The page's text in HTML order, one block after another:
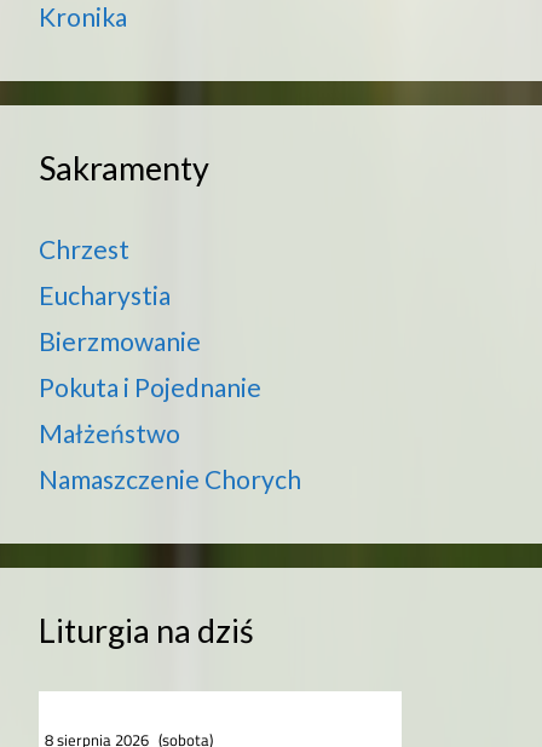
Kronika
Sakramenty
Chrzest
Eucharystia
Bierzmowanie
Pokuta i Pojednanie
Małżeństwo
Namaszczenie Chorych
Liturgia na dziś